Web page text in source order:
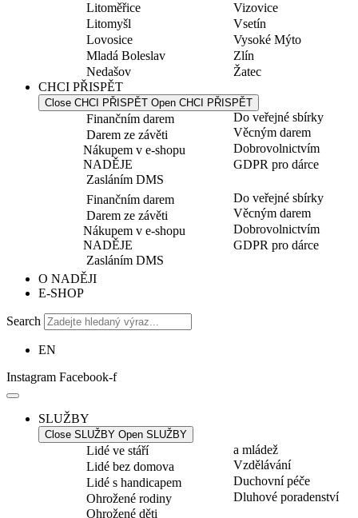
Litoměřice
Litomyšl
Lovosice
Mladá Boleslav
Nedašov
Vizovice
Vsetín
Vysoké Mýto
Zlín
Žatec
CHCI PŘISPĚT
Close CHCI PŘISPĚT Open CHCI PŘISPĚT
Finančním darem
Darem ze závěti
Nákupem v e-shopu
NADĚJE
Zasláním DMS
Do veřejné sbírky
Věcným darem
Dobrovolnictvím
GDPR pro dárce
Finančním darem
Darem ze závěti
Nákupem v e-shopu
NADĚJE
Zasláním DMS
Do veřejné sbírky
Věcným darem
Dobrovolnictvím
GDPR pro dárce
O NADĚJI
E-SHOP
Search
EN
Instagram Facebook-f
SLUŽBY
Close SLUŽBY Open SLUŽBY
Lidé ve stáří
Lidé bez domova
Lidé s handicapem
Ohrožené rodiny
Ohrožené děti
a mládež
Vzdělávání
Duchovní péče
Dluhové poradenství